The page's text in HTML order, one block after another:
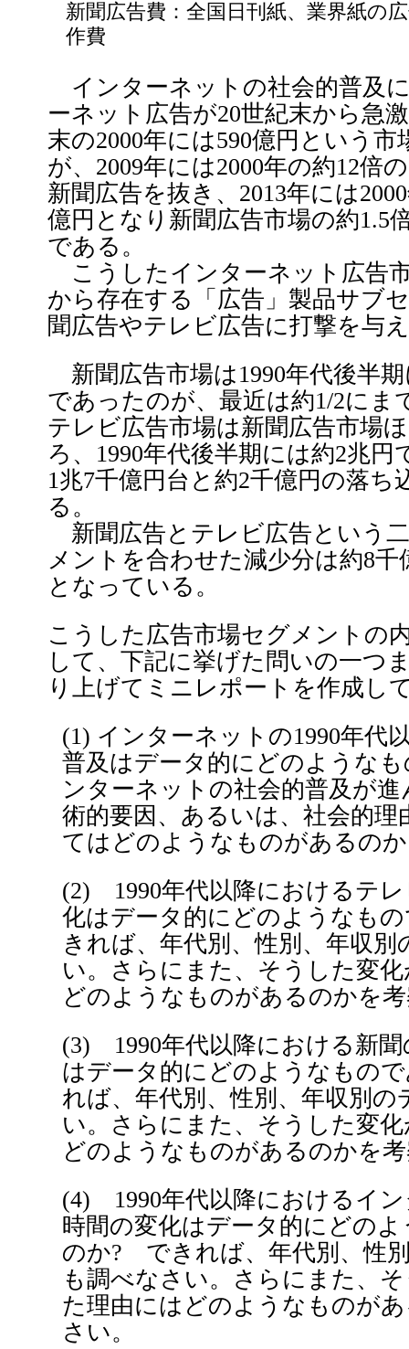
新聞広告費：全国日刊紙、業界紙の
作費
インターネットの社会的普及
ーネット広告が20世紀末から急
末の2000年には590億円という
が、2009年には2000年の約12倍
新聞広告を抜き、2013年には
億円となり新聞広告市場の約1.5
である。
こうしたインターネット広告
から存在する「広告」製品サブ
聞広告やテレビ広告に打撃を与
新聞広告市場は1990年代後半
であったのが、最近は約1/2にま
テレビ広告市場は新聞広告市場
ろ、1990年代後半期には約2兆
1兆7千億円台と約2千億円の落ち
る。
新聞広告とテレビ広告という
メントを合わせた減少分は約8
となっている。
こうした広告市場セグメントの
して、下記に挙げた問いの一つ
り上げてミニレポートを作成し
(1) インターネットの1990年代
普及はデータ的にどのような
ンターネットの社会的普及が
術的要因、あるいは、社会的理
てはどのようなものがあるの
(2) 1990年代以降におけるテ
化はデータ的にどのようなも
きれば、年代別、性別、年収
い。さらにまた、そうした変
どのようなものがあるのかを
(3) 1990年代以降における新聞
はデータ的にどのようなもの
れば、年代別、性別、年収別の
い。さらにまた、そうした変
どのようなものがあるのかを
(4) 1990年代以降におけるイ
時間の変化はデータ的にどの
のか? できれば、年代別、性
も調べなさい。さらにまた、
た理由にはどのようなものが
さい。